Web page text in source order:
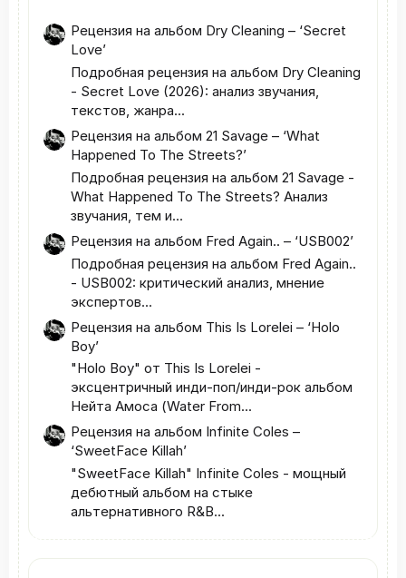
Рецензия на альбом Dry Cleaning – ‘Secret
Love’
Подробная рецензия на альбом Dry Cleaning
- Secret Love (2026): анализ звучания,
текстов, жанра...
Рецензия на альбом 21 Savage – ‘What
Happened To The Streets?’
Подробная рецензия на альбом 21 Savage -
What Happened To The Streets? Анализ
звучания, тем и...
Рецензия на альбом Fred Again.. – ‘USB002’
Подробная рецензия на альбом Fred Again..
- USB002: критический анализ, мнение
экспертов...
Рецензия на альбом This Is Lorelei – ‘Holo
Boy’
"Holo Boy" от This Is Lorelei -
эксцентричный инди‑поп/инди‑рок альбом
Нейта Амоса (Water From...
Рецензия на альбом Infinite Coles –
‘SweetFace Killah’
"SweetFace Killah" Infinite Coles - мощный
дебютный альбом на стыке
альтернативного R&B...